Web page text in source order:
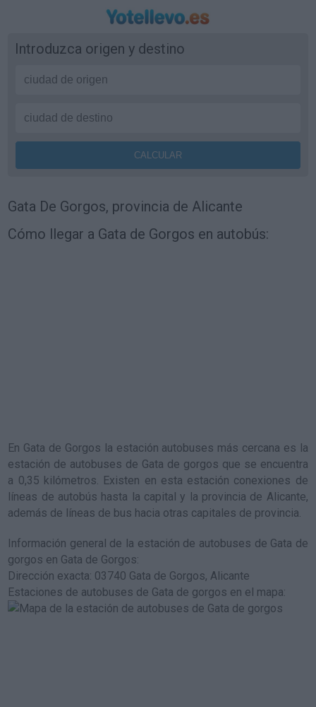
Introduzca origen y destino
Gata De Gorgos, provincia de Alicante
Cómo llegar a Gata de Gorgos en autobús:
En Gata de Gorgos la estación autobuses más cercana es la
estación de autobuses de Gata de gorgos que se encuentra
a 0,35 kilómetros. Existen en esta estación conexiones de
líneas de autobús hasta la capital y la provincia de Alicante,
además de líneas de bus hacia otras capitales de provincia.
Información general de la estación de autobuses de Gata de
gorgos en Gata de Gorgos:
Dirección exacta: 03740 Gata de Gorgos, Alicante
Estaciones de autobuses de Gata de gorgos en el mapa: